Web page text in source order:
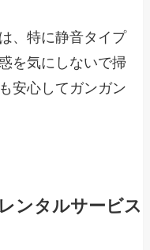
、特に静音タイプ
を気にしないで掃
安心してガンガン
ンタルサービス